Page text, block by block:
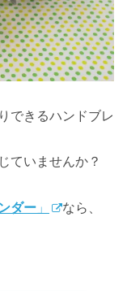
できるハンドブレ
ていませんか？
ダー 」
なら、